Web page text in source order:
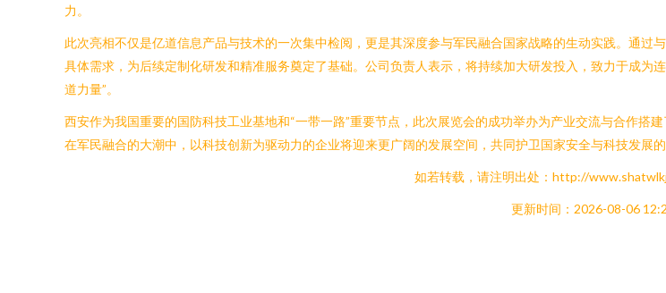
力。
此次亮相不仅是亿道信息产品与技术的一次集中检阅，更是其深度参与军民融合国家战略的生动实践。通
具体需求，为后续定制化研发和精准服务奠定了基础。公司负责人表示，将持续加大研发投入，致力于成
道力量”。
西安作为我国重要的国防科技工业基地和“一带一路”重要节点，此次展览会的成功举办为产业交流与合作
在军民融合的大潮中，以科技创新为驱动力的企业将迎来更广阔的发展空间，共同护卫国家安全与科技发展的
如若转载，请注明出处：http://
更新时间：2026-08-06